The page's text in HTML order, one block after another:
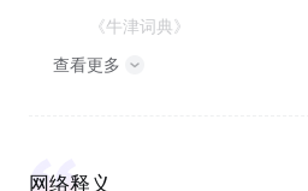
《牛津词典》
查看更多
网络释义